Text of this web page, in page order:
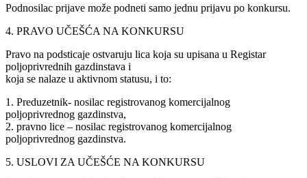
Podnosilac prijave može podneti samo jednu prijavu po konkursu.
4. PRAVO UČEŠĆA NA KONKURSU
Pravo na podsticaje ostvaruju lica koja su upisana u Registar
poljoprivrednih gazdinstava i
koja se nalaze u aktivnom statusu, i to:
1. Preduzetnik- nosilac registrovanog komercijalnog
poljoprivrednog gazdinstva,
2. pravno lice – nosilac registrovanog komercijalnog
poljoprivrednog gazdinstva.
5. USLOVI ZA UČEŠĆE NA KONKURSU